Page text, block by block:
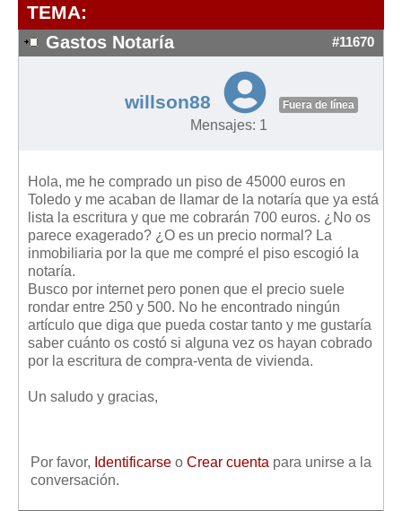
Requerimientos y comunicaciones
Formularios sobre Propiedad Horizontal
Modelos de Convocatoria de Junta de Propietarios
Modelos de Acta de Junta de Propietarios
Legislación sobre Arrendamientos Urbanos
Legislación sobre la Comunidad de Propietarios
Legislación sobre Adquisición de Vivienda en Propiedad
Legislación de interés práctico
Diccionario
Usuario
TEMA:
Gastos Notaría #11670
willson88 Fuera de línea
Mensajes: 1
Hola, me he comprado un piso de 45000 euros en
Toledo y me acaban de llamar de la notaría que ya está
lista la escritura y que me cobrarán 700 euros. ¿No os
parece exagerado? ¿O es un precio normal? La
inmobiliaria por la que me compré el piso escogió la
notaría.
Busco por internet pero ponen que el precio suele
rondar entre 250 y 500. No he encontrado ningún
artículo que diga que pueda costar tanto y me gustaría
saber cuánto os costó si alguna vez os hayan cobrado
por la escritura de compra-venta de vivienda.
Un saludo y gracias,
Por favor, Identificarse o Crear cuenta para unirse a la
conversación.